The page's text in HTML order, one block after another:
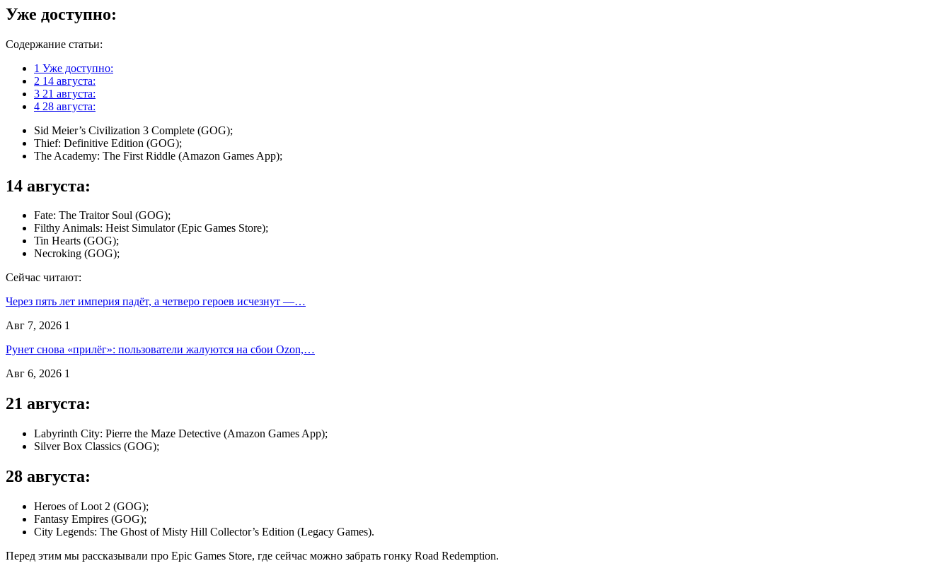
Уже доступно:
Содержание статьи:
1 Уже доступно:
2 14 августа:
3 21 августа:
4 28 августа:
Sid Meier’s Civilization 3 Complete (GOG);
Thief: Definitive Edition (GOG);
The Academy: The First Riddle (Amazon Games App);
14 августа:
Fate: The Traitor Soul (GOG);
Filthy Animals: Heist Simulator (Epic Games Store);
Tin Hearts (GOG);
Necroking (GOG);
Сейчас читают:
Через пять лет империя падёт, а четверо героев исчезнут —…
Авг 7, 2026 1
Рунет снова «прилёг»: пользователи жалуются на сбои Ozon,…
Авг 6, 2026 1
21 августа:
Labyrinth City: Pierre the Maze Detective (Amazon Games App);
Silver Box Classics (GOG);
28 августа:
Heroes of Loot 2 (GOG);
Fantasy Empires (GOG);
City Legends: The Ghost of Misty Hill Collector’s Edition (Legacy Games).
Перед этим мы рассказывали про Epic Games Store, где сейчас можно забрать гонку Road Redemption.